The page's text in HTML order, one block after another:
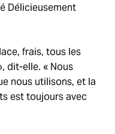
Délicieusement
frais, tous les
dit-elle. « Nous
nous utilisons, et la
est toujours avec